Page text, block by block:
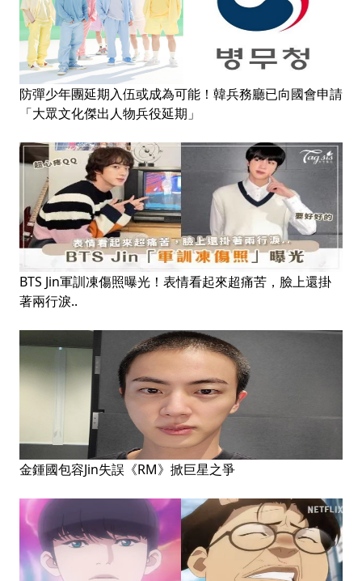
防彈少年團延期入伍或成為可能！韓兵務廳已向國會申請
「大眾文化傑出人物兵役延期」
BTS Jin軍訓凍傷照曝光！表情看起來超痛苦，臉上還掛
著兩行淚..
金鍾國包容Jin失誤《RM》掀巨星之爭